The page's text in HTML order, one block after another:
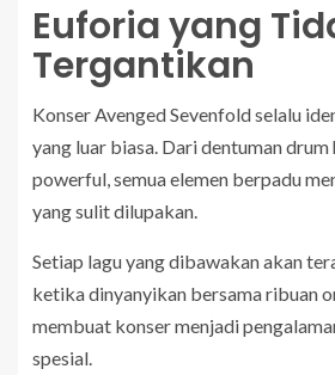
Euforia yang
Tergantikan
Konser Avenged Sevenfold selalu
yang luar biasa. Dari dentuman
powerful, semua elemen berpadu
yang sulit dilupakan.
Setiap lagu yang dibawakan akan
ketika dinyanyikan bersama ribuan
membuat konser menjadi
spesial.